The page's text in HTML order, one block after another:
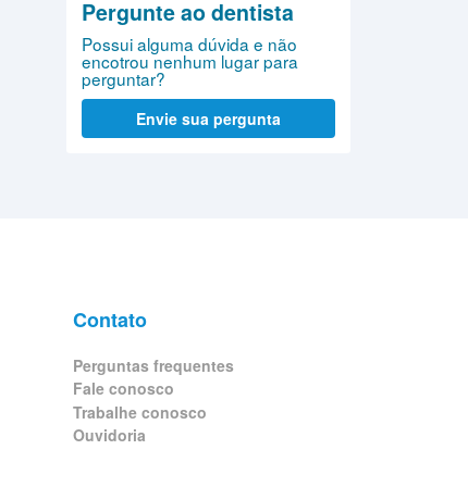
Pergunte ao dentista
Possui alguma dúvida e não
encotrou nenhum lugar para
perguntar?
Envie sua pergunta
Contato
Perguntas frequentes
Fale conosco
Trabalhe conosco
Ouvidoria